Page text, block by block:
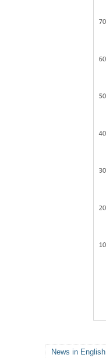
News in English